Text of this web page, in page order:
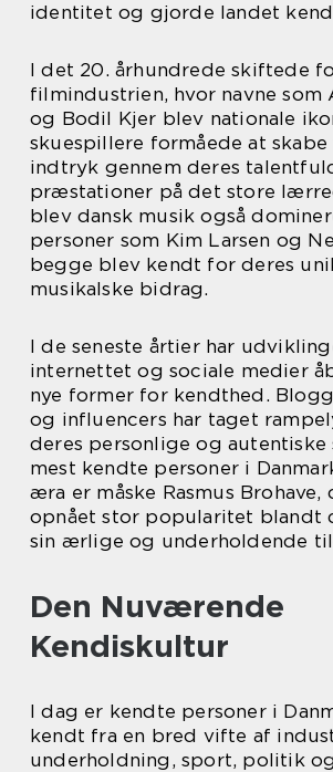
identitet og gjorde landet
I det 20. århundrede skiftede
filmindustrien, hvor navne som
og Bodil Kjer blev nationale
skuespillere formåede at skabe
indtryk gennem deres
præstationer på det store
blev dansk musik også
personer som Kim Larsen og
begge blev kendt for deres
musikalske bidrag.
I de seneste årtier har
internettet og sociale medier
nye former for kendthed.
og influencers har taget
deres personlige og autentiske
mest kendte personer i
æra er måske Rasmus Brohave,
opnået stor popularitet blandt
sin ærlige og underholdende
Den Nuværende
Kendiskultur
I dag er kendte personer i
kendt fra en bred vifte af
underholdning, sport, politik